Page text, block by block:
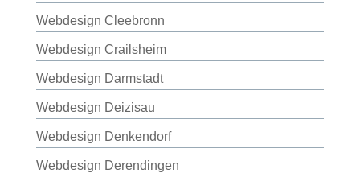
Webdesign Cleebronn
Webdesign Crailsheim
Webdesign Darmstadt
Webdesign Deizisau
Webdesign Denkendorf
Webdesign Derendingen